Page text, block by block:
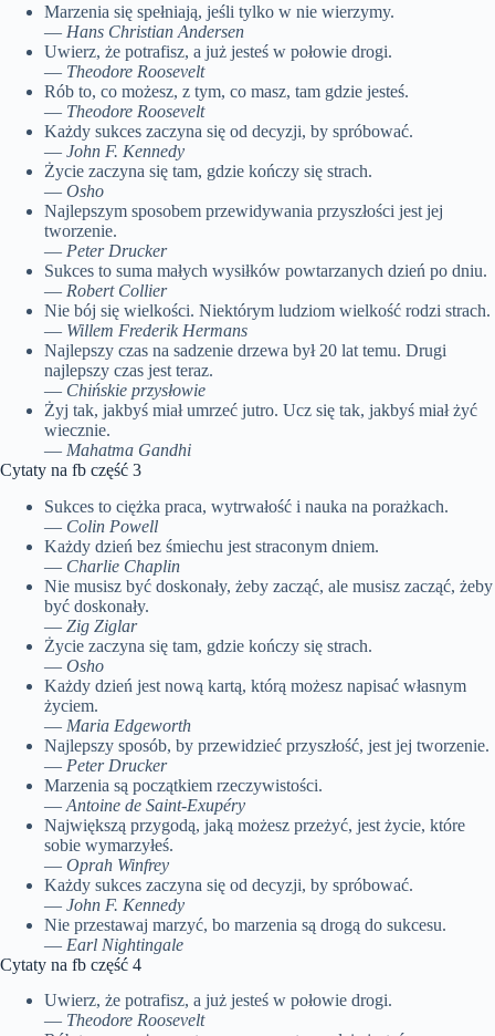
Marzenia się spełniają, jeśli tylko w nie wierzymy.
— Hans Christian Andersen
Uwierz, że potrafisz, a już jesteś w połowie drogi.
— Theodore Roosevelt
Rób to, co możesz, z tym, co masz, tam gdzie jesteś.
— Theodore Roosevelt
Każdy sukces zaczyna się od decyzji, by spróbować.
— John F. Kennedy
Życie zaczyna się tam, gdzie kończy się strach.
— Osho
Najlepszym sposobem przewidywania przyszłości jest jej
tworzenie.
— Peter Drucker
Sukces to suma małych wysiłków powtarzanych dzień po dniu.
— Robert Collier
Nie bój się wielkości. Niektórym ludziom wielkość rodzi strach.
— Willem Frederik Hermans
Najlepszy czas na sadzenie drzewa był 20 lat temu. Drugi
najlepszy czas jest teraz.
— Chińskie przysłowie
Żyj tak, jakbyś miał umrzeć jutro. Ucz się tak, jakbyś miał żyć
wiecznie.
— Mahatma Gandhi
Cytaty na fb część 3
Sukces to ciężka praca, wytrwałość i nauka na porażkach.
— Colin Powell
Każdy dzień bez śmiechu jest straconym dniem.
— Charlie Chaplin
Nie musisz być doskonały, żeby zacząć, ale musisz zacząć, żeby
być doskonały.
— Zig Ziglar
Życie zaczyna się tam, gdzie kończy się strach.
— Osho
Każdy dzień jest nową kartą, którą możesz napisać własnym
życiem.
— Maria Edgeworth
Najlepszy sposób, by przewidzieć przyszłość, jest jej tworzenie.
— Peter Drucker
Marzenia są początkiem rzeczywistości.
— Antoine de Saint-Exupéry
Największą przygodą, jaką możesz przeżyć, jest życie, które
sobie wymarzyłeś.
— Oprah Winfrey
Każdy sukces zaczyna się od decyzji, by spróbować.
— John F. Kennedy
Nie przestawaj marzyć, bo marzenia są drogą do sukcesu.
— Earl Nightingale
Cytaty na fb część 4
Uwierz, że potrafisz, a już jesteś w połowie drogi.
— Theodore Roosevelt